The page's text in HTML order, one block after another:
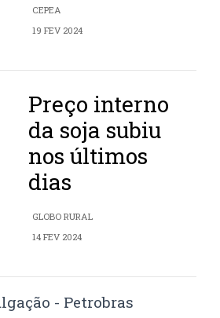
CEPEA
19 FEV 2024
Preço interno
da soja subiu
nos últimos
dias
GLOBO RURAL
14 FEV 2024